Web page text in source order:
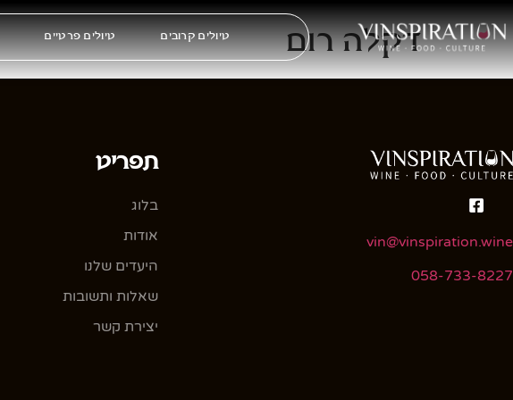
טיולים קרובים טיולים פרטיים דקלה רום
vin@vinspiration.wine
058-733-8227
תפריט
בלוג
אודות
היעדים שלנו
שאלות ותשובות
יצירת קשר